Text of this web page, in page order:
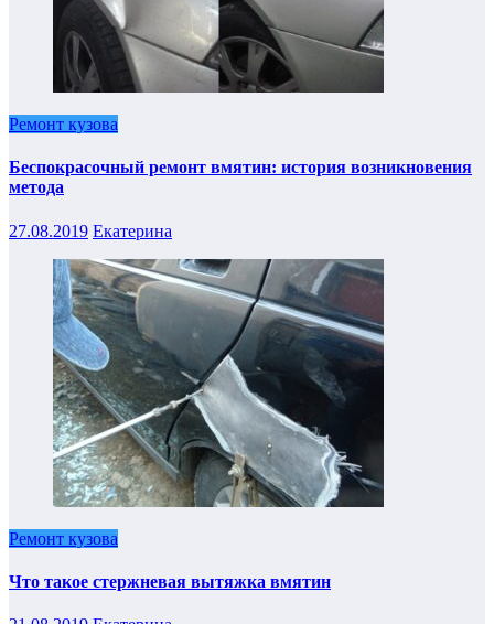
Ремонт кузова
Беспокрасочный ремонт вмятин: история возникновения
метода
27.08.2019 Екатерина
Ремонт кузова
Что такое стержневая вытяжка вмятин